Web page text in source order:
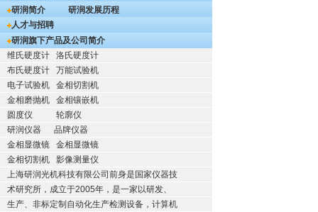
研润简介
研润发展历程
人才与招聘
研润旗下产品及公司简介
维氏硬度计
洛氏硬度计
布氏硬度计
万能试验机
电子试验机
金相切割机
金相磨抛机
金相镶嵌机
圆度仪
轮廓仪
研润仪器
品牌仪器
金相显微镜
金相显微镜
金相切割机
影像测量仪
上海研润光机科技有限公司前身是国家仪器技
术研究所，成立于2005年，是一家以研发、
生产、非标定制自动化生产检测设备，计算机